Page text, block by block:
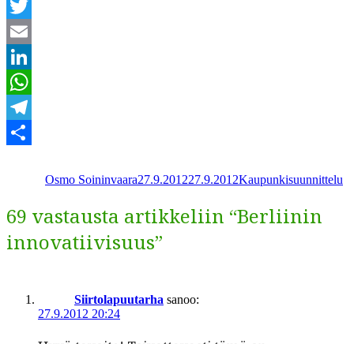
Facebook
Twitter
Email
LinkedIn
WhatsApp
Telegram
Osmo Soininvaara27.9.201227.9.2012Kaupunkisuunnittelu
69 vastausta artikkeliin “Berliinin
innovatiivisuus”
Siirtolapuutarha sanoo:
27.9.2012 20:24